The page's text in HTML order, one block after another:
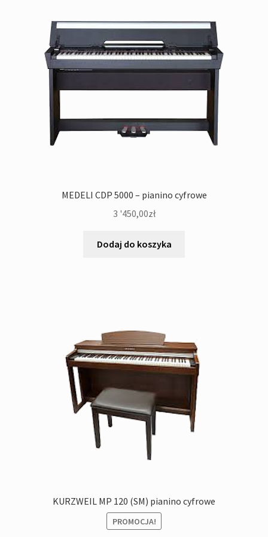
MEDELI CDP 5000 – pianino cyfrowe
3 '450,00zł
Dodaj do koszyka
KURZWEIL MP 120 (SM) pianino cyfrowe
PROMOCJA!